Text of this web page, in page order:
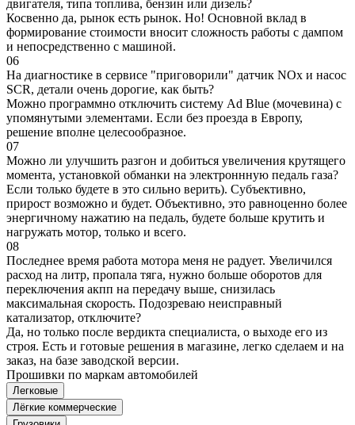
двигателя, типа топлива, бензин или дизель?
Косвенно да, рынок есть рынок. Но! Основной вклад в
формирование стоимости вносит сложность работы с дампом
и непосредственно с машиной.
06
На диагностике в сервисе "приговорили" датчик NOx и насос
SCR, детали очень дорогие, как быть?
Можно программно отключить систему Ad Blue (мочевина) с
упомянутыми элементами. Если без проезда в Европу,
решение вполне целесообразное.
07
Можно ли улучшить разгон и добиться увеличения крутящего
момента, установкой обманки на электроннную педаль газа?
Если только будете в это сильно верить). Субъективно,
прирост возможно и будет. Объективно, это равноценно более
энергичному нажатию на педаль, будете больше крутить и
нагружать мотор, только и всего.
08
Последнее время работа мотора меня не радует. Увеличился
расход на литр, пропала тяга, нужно больше оборотов для
переключения акпп на передачу выше, снизилась
максимальная скорость. Подозреваю неисправный
катализатор, отключите?
Да, но только после вердикта специалиста, о выходе его из
строя. Есть и готовые решения в магазине, легко сделаем и на
заказ, на базе заводской версии.
Прошивки по маркам автомобилей
Легковые
Лёгкие коммерческие